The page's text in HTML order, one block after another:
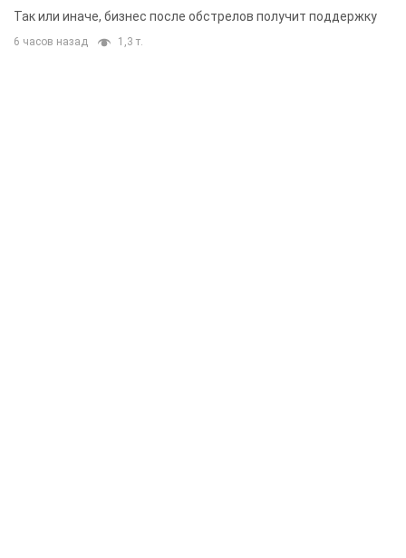
складским помещениям
Так или иначе, бизнес после обстрелов получит поддержку
6 часов назад 1,3 т.